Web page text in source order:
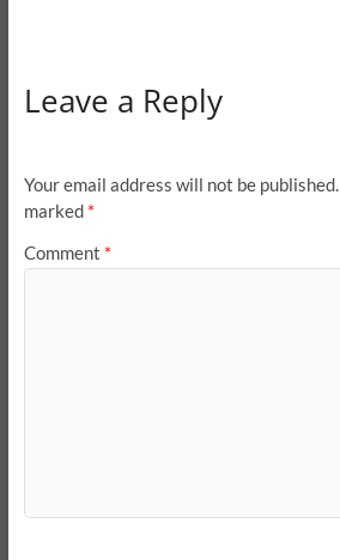
Leave a Reply
Your email address will not be published.
marked *
Comment *